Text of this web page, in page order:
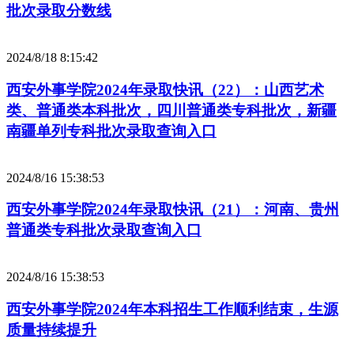
批次录取分数线
2024/8/18 8:15:42
西安外事学院2024年录取快讯（22）：山西艺术
类、普通类本科批次，四川普通类专科批次，新疆
南疆单列专科批次录取查询入口
2024/8/16 15:38:53
西安外事学院2024年录取快讯（21）：河南、贵州
普通类专科批次录取查询入口
2024/8/16 15:38:53
西安外事学院2024年本科招生工作顺利结束，生源
质量持续提升